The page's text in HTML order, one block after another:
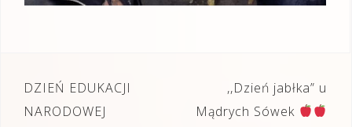
Nawigacja
wpisu
DZIEŃ EDUKACJI
NARODOWEJ
,,Dzień jabłka” u
Mądrych Sówek